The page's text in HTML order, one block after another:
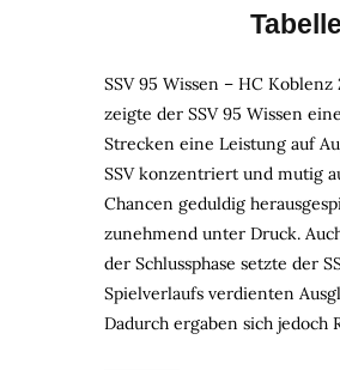
SSV 95 Wissen – HC
zeigte der SSV 95 Wissen
Strecken eine Leistung auf
SSV konzentriert und mutig
Chancen geduldig
zunehmend unter Druck.
der Schlussphase setzte der
Spielverlaufs verdienten
Dadurch ergaben sich